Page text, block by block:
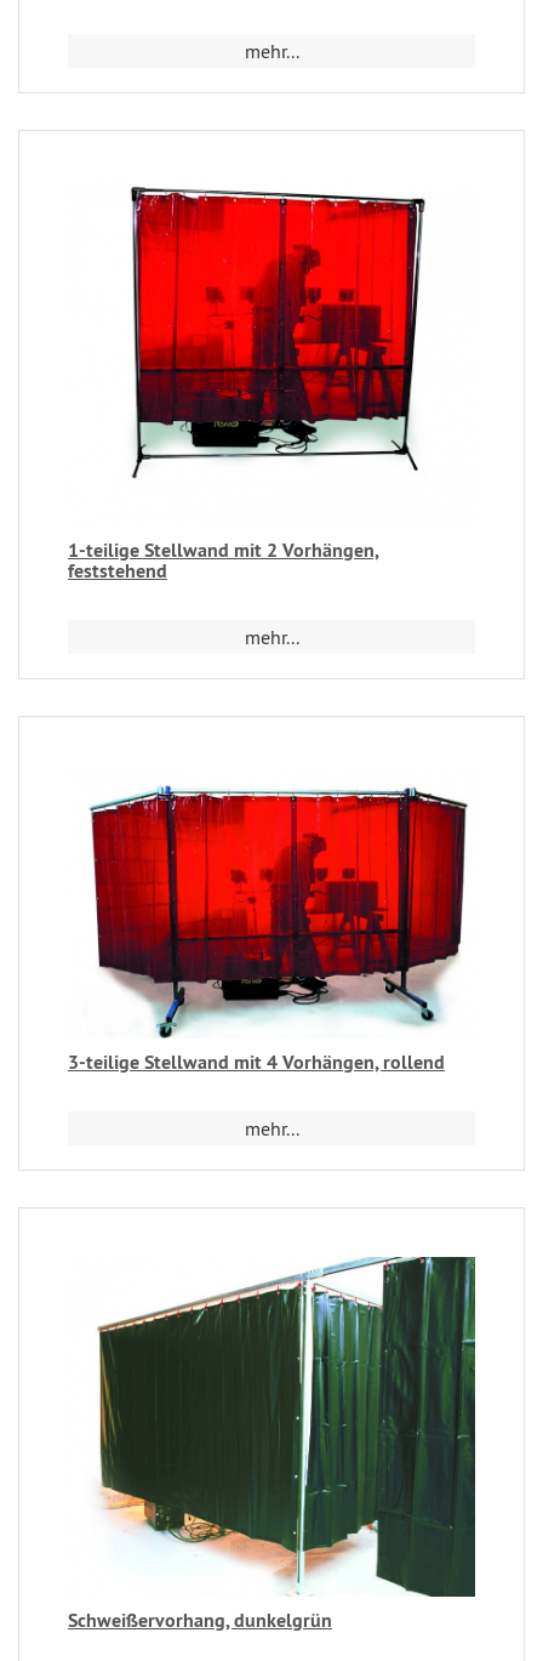
mehr...
1-teilige Stellwand mit 2 Vorhängen,
feststehend
mehr...
3-teilige Stellwand mit 4 Vorhängen, rollend
mehr...
Schweißervorhang, dunkelgrün